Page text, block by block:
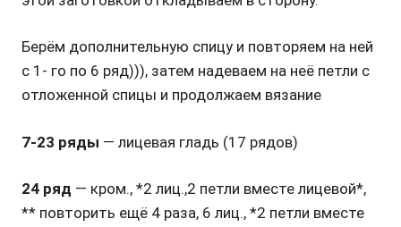
Берём дополнительную спицу и повторяем на ней
с 1- го по 6 ряд))), затем надеваем на неё петли с
отложенной спицы и продолжаем вязание
7-23 ряды — лицевая гладь (17 рядов)
24 ряд — кром., *2 лиц.,2 петли вместе лицевой*,
** повторить ещё 4 раза, 6 лиц., *2 петли вместе